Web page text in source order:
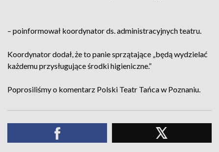
– poinformował koordynator ds. administracyjnych teatru.
Koordynator dodał, że to panie sprzątające „będą wydzielać
każdemu przysługujące środki higieniczne.”
Poprosiliśmy o komentarz Polski Teatr Tańca w Poznaniu.